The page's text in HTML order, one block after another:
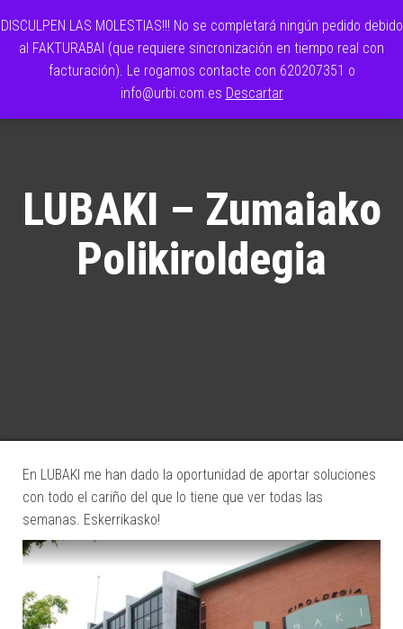
DISCULPEN LAS MOLESTIAS!!! No se completará ningún pedido debido
al FAKTURABAI (que requiere sincronización en tiempo real con
facturación). Le rogamos contacte con 620207351 o
info@urbi.com.es Descartar
día lo
hacemos
mejor
0
LUBAKI – Zumaiako
Polikiroldegia
En LUBAKI me han dado la oportunidad de aportar soluciones
con todo el cariño del que lo tiene que ver todas las
semanas. Eskerrikasko!